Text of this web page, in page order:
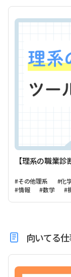
【理系の職業
#その他理系 #化
#情報
#数学 #
向いてる